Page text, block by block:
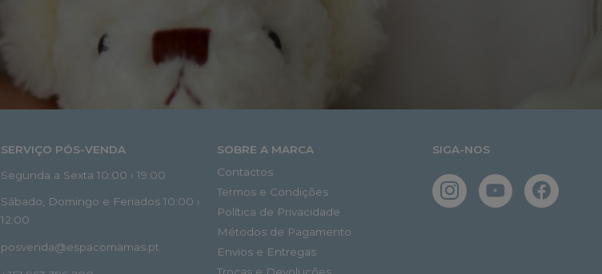
SERVIÇO PÓS-VENDA
Segunda a Sexta 10:00 › 19:00
Sábado, Domingo e Feriados 10:00 ›
12:00
posvenda@espacomamas.pt
SOBRE A MARCA
Contactos
Termos e Condições
Política de Privacidade
Métodos de Pagamento
Envios e Entregas
SIGA-NOS